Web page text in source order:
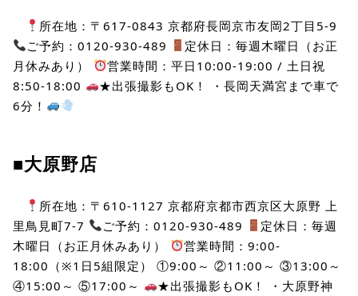
所在地：〒617-0843 京都府長岡京市友岡2丁目5-9
ご予約：0120-930-489
定休日：毎週木曜日（お正
月休みあり）
営業時間：平日10:00-19:00 / 土日祝
8:50-18:00
★出張撮影もOK！ ・長岡天満宮まで車で
6分！
■大原野店
所在地：〒610-1127 京都府京都市西京区大原野 上
里鳥見町7-7
ご予約：0120-930-489
定休日：毎週
木曜日（お正月休みあり）
営業時間：9:00-
18:00（※1日5組限定） ①9:00～ ②11:00～ ③13:00～
④15:00～ ⑤17:00～
★出張撮影もOK！ ・大原野神